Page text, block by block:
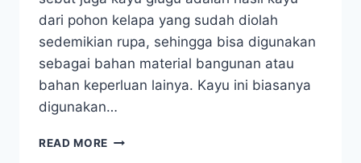
dari pohon kelapa yang sudah diolah
sedemikian rupa, sehingga bisa digunakan
sebagai bahan material bangunan atau
bahan keperluan lainya. Kayu ini biasanya
digunakan…
READ MORE JUAL